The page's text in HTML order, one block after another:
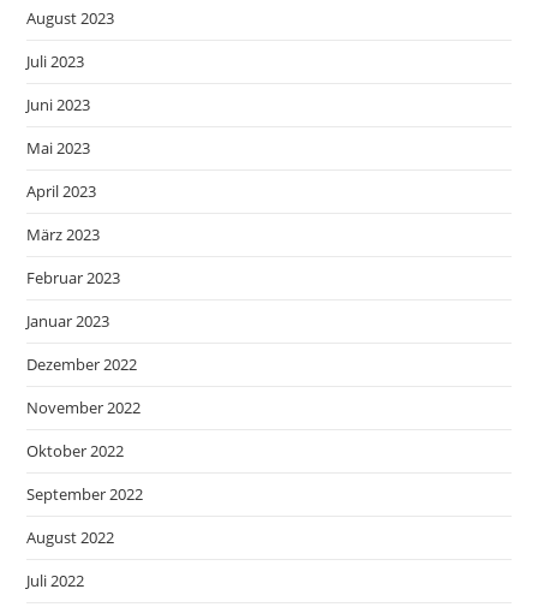
August 2023
Juli 2023
Juni 2023
Mai 2023
April 2023
März 2023
Februar 2023
Januar 2023
Dezember 2022
November 2022
Oktober 2022
September 2022
August 2022
Juli 2022